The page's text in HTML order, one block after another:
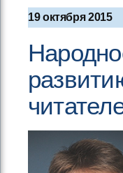
19 октября 2015